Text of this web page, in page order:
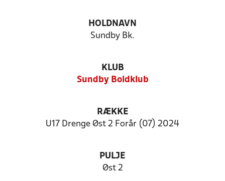
HOLDNAVN
Sundby Bk.
KLUB
Sundby Boldklub
RÆKKE
U17 Drenge Øst 2 Forår (07) 2024
PULJE
Øst 2